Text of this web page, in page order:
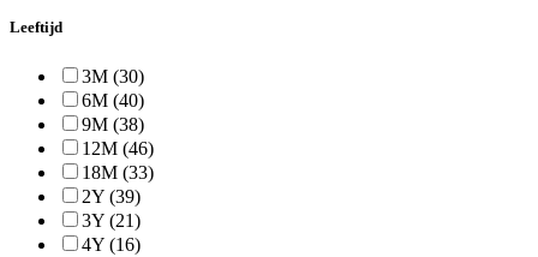
Leeftijd
3M (30)
6M (40)
9M (38)
12M (46)
18M (33)
2Y (39)
3Y (21)
4Y (16)